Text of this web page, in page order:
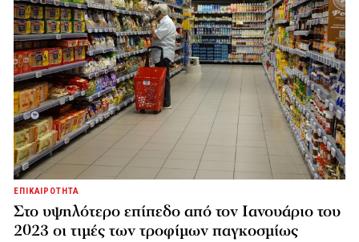
ΕΠΙΚΑΙΡΟΤΗΤΑ
Στο υψηλότερο επίπεδο από τον Ιανουάριο του
2023 οι τιμές των τροφίμων παγκοσμίως